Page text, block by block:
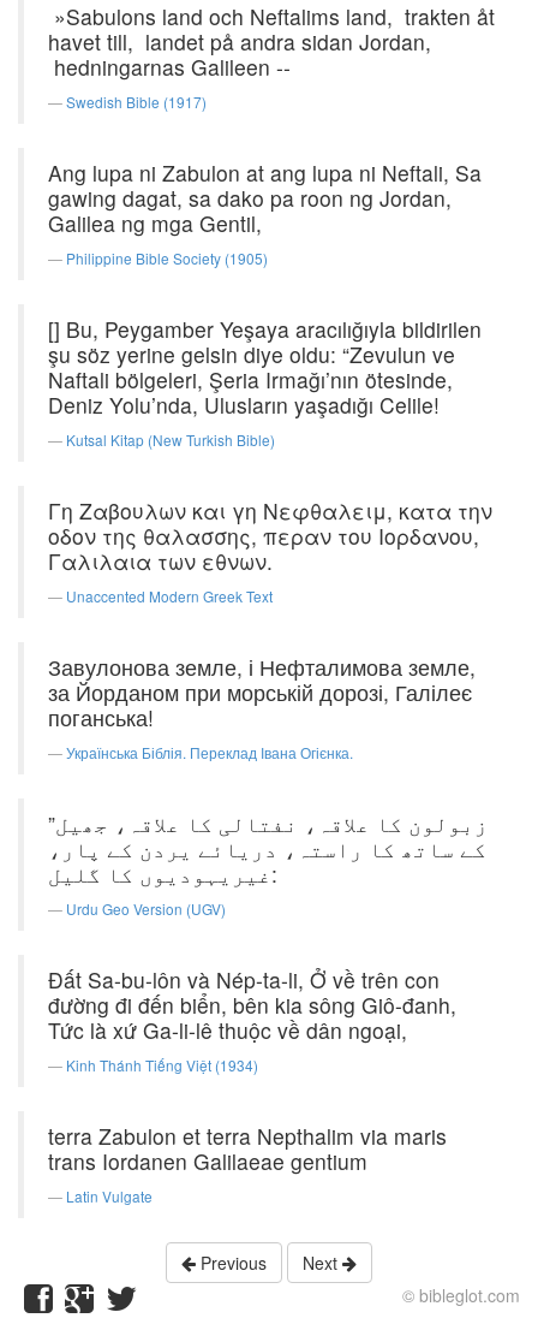
»Sabulons land och Neftalims land, trakten åt
havet till, landet på andra sidan Jordan,
hedningarnas Galileen --
Swedish Bible (1917)
Ang lupa ni Zabulon at ang lupa ni Neftali, Sa
gawing dagat, sa dako pa roon ng Jordan,
Galilea ng mga Gentil,
Philippine Bible Society (1905)
[] Bu, Peygamber Yeşaya aracılığıyla bildirilen
şu söz yerine gelsin diye oldu: “Zevulun ve
Naftali bölgeleri, Şeria Irmağı’nın ötesinde,
Deniz Yolu’nda, Ulusların yaşadığı Celile!
Kutsal Kitap (New Turkish Bible)
Γη Ζαβουλων και γη Νεφθαλειμ, κατα την
οδον της θαλασσης, περαν του Ιορδανου,
Γαλιλαια των εθνων.
Unaccented Modern Greek Text
Завулонова земле, і Нефталимова земле,
за Йорданом при морській дорозі, Галілеє
поганська!
Українська Біблія. Переклад Івана Огієнка.
”زبولون کا علاقہ، نفتالی کا علاقہ، جھیل
کے ساتھ کا راستہ، دریائے یردن کے پار،
غیریہودیوں کا گلیل:
Urdu Geo Version (UGV)
Ðất Sa-bu-lôn và Nép-ta-li, Ở về trên con
đường đi đến biển, bên kia sông Giô-đanh,
Tức là xứ Ga-li-lê thuộc về dân ngoại,
Kinh Thánh Tiếng Việt (1934)
terra Zabulon et terra Nepthalim via maris
trans Iordanen Galilaeae gentium
Latin Vulgate
Previous
Next
© bibleglot.com